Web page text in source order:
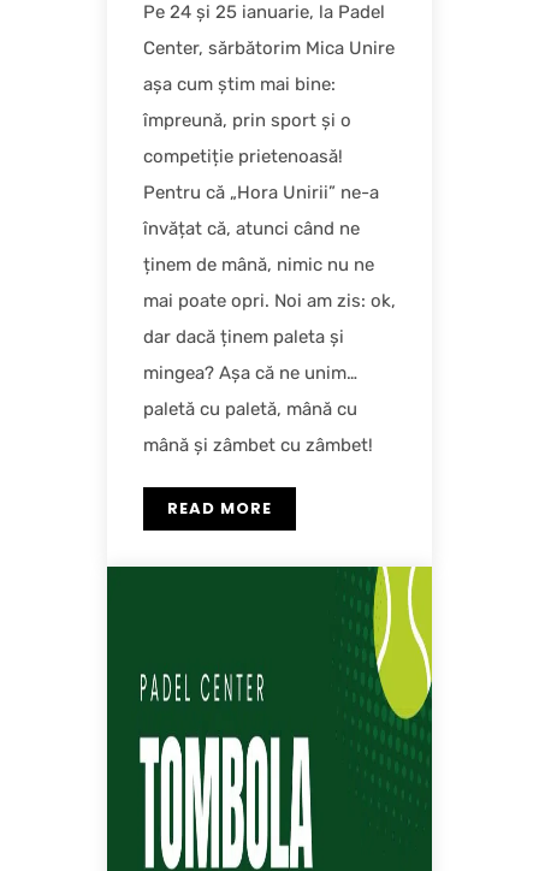
Pe 24 și 25 ianuarie, la Padel
Center, sărbătorim Mica Unire
așa cum știm mai bine:
împreună, prin sport și o
competiție prietenoasă!
Pentru că „Hora Unirii” ne-a
învățat că, atunci când ne
ținem de mână, nimic nu ne
mai poate opri. Noi am zis: ok,
dar dacă ținem paleta și
mingea? Așa că ne unim…
paletă cu paletă, mână cu
mână și zâmbet cu zâmbet!
READ MORE